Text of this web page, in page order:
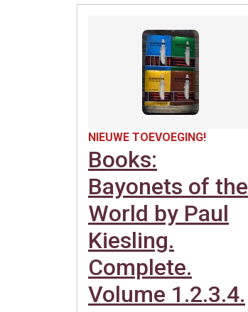
NIEUWE TOEVOEGING!
Books:
Bayonets of the
World by Paul
Kiesling.
Complete.
Volume 1.2.3.4.